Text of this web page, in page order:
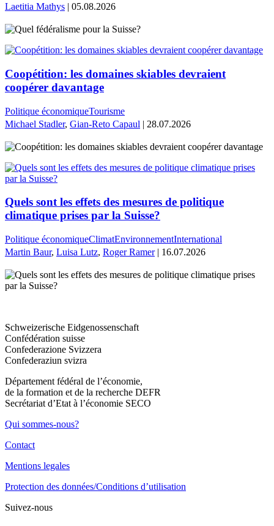
Laetitia Mathys | 05.08.2026
Coopétition: les domaines skiables devraient
coopérer davantage
Politique économiqueTourisme
Michael Stadler, Gian-Reto Capaul | 28.07.2026
Quels sont les effets des mesures de politique
climatique prises par la Suisse?
Politique économiqueClimatEnvironnementInternational
Martin Baur, Luisa Lutz, Roger Ramer| 16.07.2026
Schweizerische Eidgenossenschaft
Confédération suisse
Confederazione Svizzera
Confederaziun svizra
Département fédéral de l’économie,
de la formation et de la recherche DEFR
Secrétariat d’Etat à l’économie SECO
Qui sommes-nous?
Contact
Mentions legales
Protection des données/Conditions d’utilisation
Suivez-nous